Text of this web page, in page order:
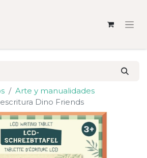
Arte y manualidades
Dino Friends